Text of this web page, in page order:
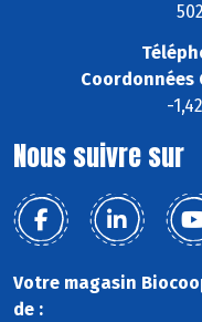
Coordonnées
-
Nous suivre sur
Votre magasin
de :